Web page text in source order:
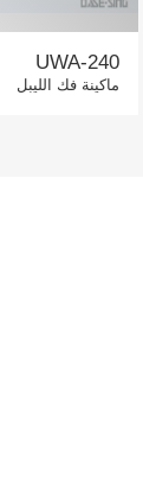
UWA-240
ماكينة فك الليبل